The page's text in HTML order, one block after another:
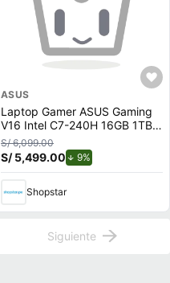
ASUS
Laptop Gamer ASUS Gaming
V16 Intel C7-240H 16GB 1TB
RTX5060 8GB V3607VM-
RP036W
S/ 6,099.00
S/ 5,499.00 9%
Shopstar
Siguiente